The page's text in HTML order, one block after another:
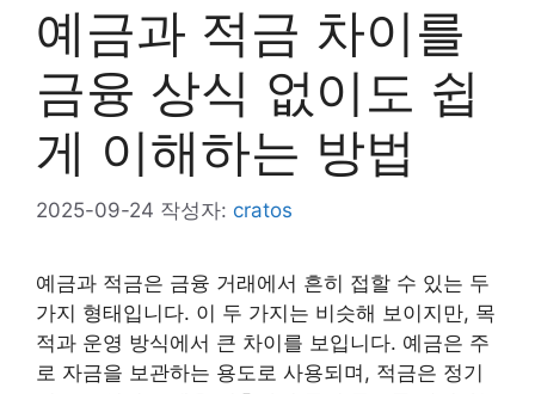
예금과 적금 차이를
금융 상식 없이도 쉽
게 이해하는 방법
2025-09-24 작성자: cratos
예금과 적금은 금융 거래에서 흔히 접할 수 있는 두
가지 형태입니다. 이 두 가지는 비슷해 보이지만, 목
적과 운영 방식에서 큰 차이를 보입니다. 예금은 주
로 자금을 보관하는 용도로 사용되며, 적금은 정기